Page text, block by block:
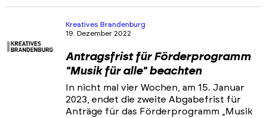
Kreatives Brandenburg
19. Dezember 2022
Antragsfrist für Förderprogramm
"Musik für alle" beachten
In nicht mal vier Wochen, am 15. Januar
2023, endet die zweite Abgabefrist für
Anträge für das Förderprogramm „Musik